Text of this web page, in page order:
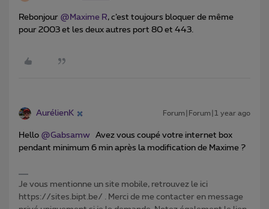
Rebonjour ​ @Maxime R, c’est toujours bloquer de même
pour 2003 et les deux autres port 80 et 443.
AurélienK Forum|Forum|1 year ago
Hello ​ @Gabsamw Avez vous coupé votre internet box
pendant minimum 6 min après la modification de Maxime ?
Je vous mentionne un site mobile, retrouvez le ici
https://sites.bipt.be/ . Merci de me contacter en message